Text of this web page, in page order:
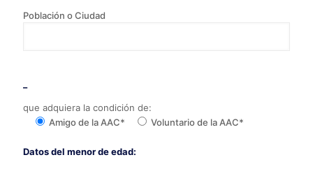
Población o Ciudad
que adquiera la condición de:
Amigo de la AAC*
Voluntario de la AAC*
Datos del menor de edad: